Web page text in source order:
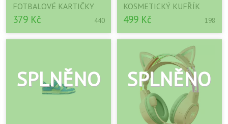
FOTBALOVÉ KARTIČKY
379 Kč 440
KOSMETICKÝ KUFŘÍK
499 Kč 198